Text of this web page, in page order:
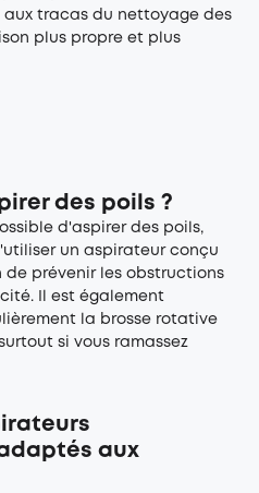
aux tracas du nettoyage des
plus propre et plus
des poils ?
d'aspirer des poils,
un aspirateur conçu
de prévenir les obstructions
Il est également
la brosse rotative
si vous ramassez
aux